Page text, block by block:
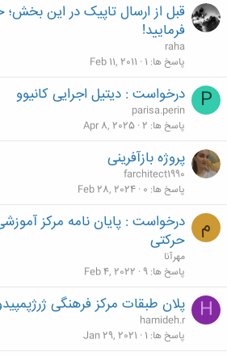
قبل از ارسال تاپیک در این بخش؛
فرمایید!
raha
پاسخ ها 1
Feb 11, 2011
P درخواست : دیتیل اجرایی کانیوو
parisa.perin
پاسخ ها 2
Apr 8, 2025
پروژه بازآفرینی
farchitect1990
پاسخ ها 0
Feb 28, 2024
م
درخواست : پایان نامه مرکز
حرکتی
مهرآنا
پاسخ ها 9
Feb 4, 2022
H پلان طبقات مرکز فرهنگی
hamideh.r
پاسخ ها 1
Jan 29, 2021